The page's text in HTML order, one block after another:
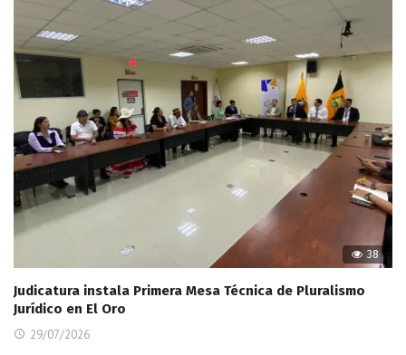
38
Judicatura instala Primera Mesa Técnica de Pluralismo
Jurídico en El Oro
29/07/2026